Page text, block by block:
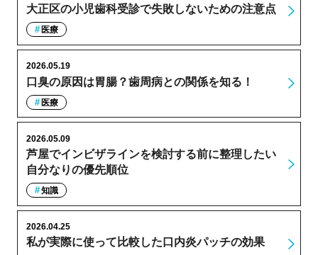
大正区の小児歯科受診で失敗しないための注意点
医療
口臭の原因は胃腸？歯周病との関係を知る！
2026.05.19
医療
芦屋でインビザラインを検討する前に整理したい
自分なりの優先順位
2026.05.09
知識
私が実際に使って比較した口内炎パッチの効果
2026.04.25